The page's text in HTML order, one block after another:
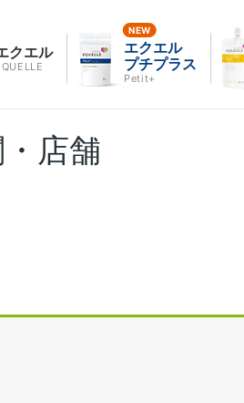
クエル
エクエル
プチプラス
Petit+
店舗